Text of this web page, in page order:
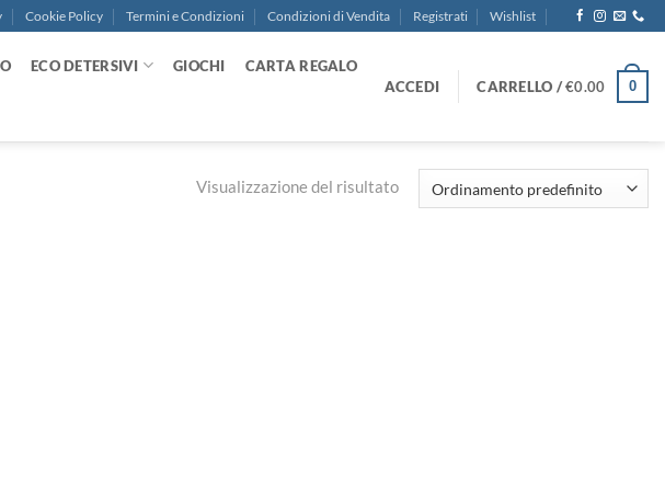
Cookie Policy Termini e Condizioni Condizioni di Vendita Registrati Wishlist
ECO DETERSIVI GIOCHI CARTA REGALO
ACCEDI CARRELLO /€0.00 0
Visualizzazione del risultato